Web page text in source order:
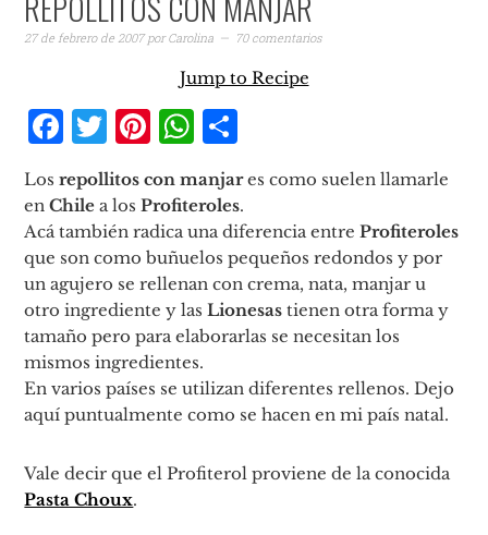
27 de febrero de 2007porCarolina 70 comentarios
Jump to Recipe
Facebook
Twitter
Pinterest
WhatsApp
Los repollitos con manjares como suelen llamarle
enChile a losProfiteroles.
Acá también radica una diferencia entreProfiteroles
que son como buñuelos pequeños redondos y por
un agujero se rellenan con crema, nata, manjar u
otro ingrediente y las Lionesas tienen otra forma y
tamaño pero para elaborarlas se necesitan los
mismos ingredientes.
En varios países se utilizan diferentes rellenos. Dejo
aquí puntualmente como se hacen en mi país natal.
Vale decir que el Profiterol proviene de la conocida
Pasta Choux.